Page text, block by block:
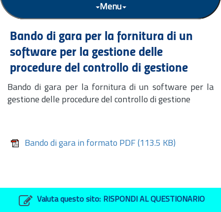
Menu
Bando di gara per la fornitura di un
software per la gestione delle
procedure del controllo di gestione
Bando di gara per la fornitura di un software per la
gestione delle procedure del controllo di gestione
Bando di gara in formato PDF (113.5 KB)
Valuta questo sito: RISPONDI AL QUESTIONARIO